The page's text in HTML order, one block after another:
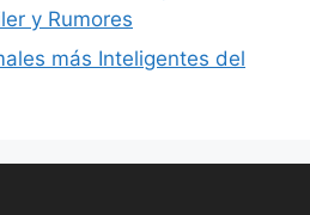
y Rumores
más Inteligentes del